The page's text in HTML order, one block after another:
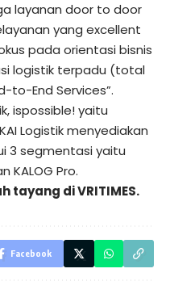
layanan door to door
yang excellent
pada orientasi bisnis
logistik terpadu (total
to-End Services”.
ispossible! yaitu
Logistik menyediakan
3 segmentasi yaitu
KALOG Pro.
tayang diVRITIMES.
Facebook